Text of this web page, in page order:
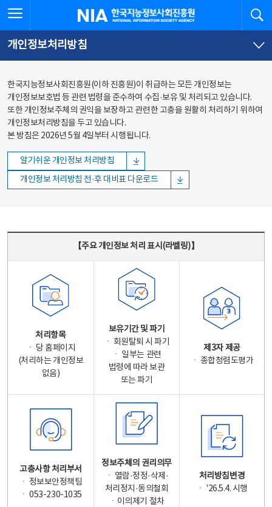
바로가기
바로가기
한국지능정보사회진흥원
개인정보처리방침
한국지능정보사회진흥원(이하 진흥원)이 취급하는 모든 개인정보는
개인정보보호법 등 관련 법령을 준수하여 수집·보유 및 처리되고 있습니다.
또한 개인정보주체의 권익을 보장하고 관련한 고충을 원활히 처리하기 위하여
개인정보처리방침을 두고 있습니다.
본 방침은 2026년 5월 4일부터 시행됩니다.
알기쉬운 개인정보 처리방침
개인정보 처리방침 전·후 대비표 다운로드
【주요 개인정보 처리 표시(라벨링)】
처리항목
ㆍ 당 홈페이지
(처리하는 개인정보
없음)
보유기간 및 파기
ㆍ 회원탈퇴 시 파기
ㆍ 일부는 관련
법령에 따라 보관
또는 파기
제3자 제공
ㆍ 종합청렴도평가
고충사항 처리부서
ㆍ 정보보안정책팀
ㆍ 053-230-1035
정보주체의 권리의무
ㆍ 열람·정정·삭제·
처리정지·동의철회
ㆍ이의제기 절차
처리방침변경
ㆍ '26.5.4. 시행